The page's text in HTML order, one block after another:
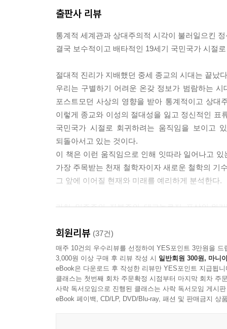
출판사 리뷰
통계적 세계관과 상대주의적 시각이 불러일으킨
결국 보수적이고 배타적인 19세기 국민국가 시절
절대적 진리가 지배했던 중세 종교의 시대는 끝났
우리는 구별하기 어려운 온갖 정보가 범람하는
포스트모던 사상의 영향을 받아 통계적이고 상대
이렇게 종교와 이성의 절대성을 잃고 정신적인 표
국민국가 시절로 회귀하려는 움직임을 보이고
되돌아서고 있는 것이다.
이 책은 이런 움직임으로 인해 잇따라 일어나고
가장 주목받는 천재 철학자이자 새로운 철학의 기
그 앞에 이어질 현재와 미래를 예리하게 분석한다.
가치, 민주주의, 자본주의, 테크놀로지, 표상의 위
이 책에서는 현대 사회의 다섯 가지 위기를 다룬
위기의 근저에 자리하고 있는 표상의 위기가 그것
먼저 <가치의 위기>에서는 절대적인 가치를 잃
않으려면 어떻게 해야 하는지를 논의한다. <민
부정하는 사람도 인정해야 하는가?’ 하는 물음
회원리뷰 (37건)
매주 10건의 우수리뷰를 선정하여 YES포인트 3만원을 드
3,000원 이상 구매 후 리뷰 작성 시 일반회원 300원, 마니
eBook은 다운로드 후 작성한 리뷰만 YES포인트 지급됩니
클래스는 첫번째 회차 주문확정 시점부터 마지막 회차 주
사락 독서모임으로 진행된 클래스는 사락 독서모임 게시
eBook 페이백, CD/LP, DVD/Blu-ray, 패션 및 판매금지 상